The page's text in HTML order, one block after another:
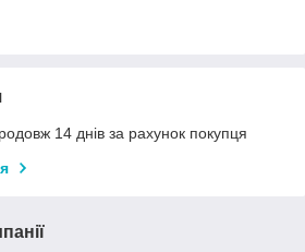
14 днів за рахунок покупця